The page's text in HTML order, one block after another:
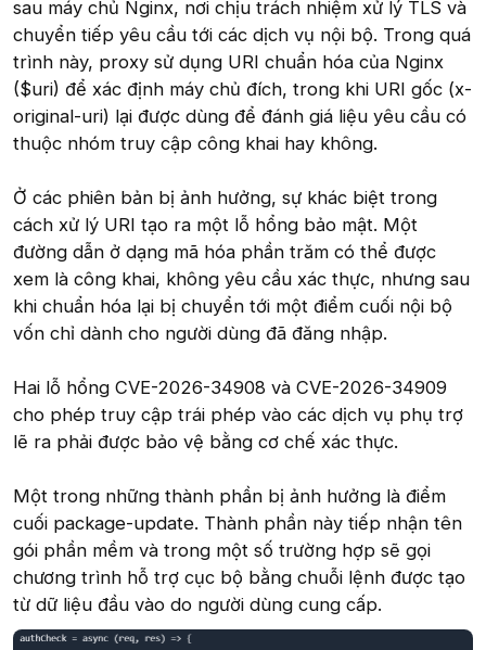
sau máy chủ Nginx, nơi chịu trách nhiệm xử lý TLS và
chuyển tiếp yêu cầu tới các dịch vụ nội bộ. Trong quá
trình này, proxy sử dụng URI chuẩn hóa của Nginx
($uri) để xác định máy chủ đích, trong khi URI gốc (x-
original-uri) lại được dùng để đánh giá liệu yêu cầu có
thuộc nhóm truy cập công khai hay không.
Ở các phiên bản bị ảnh hưởng, sự khác biệt trong
cách xử lý URI tạo ra một lỗ hổng bảo mật. Một
đường dẫn ở dạng mã hóa phần trăm có thể được
xem là công khai, không yêu cầu xác thực, nhưng sau
khi chuẩn hóa lại bị chuyển tới một điểm cuối nội bộ
vốn chỉ dành cho người dùng đã đăng nhập.
Hai lỗ hổng CVE-2026-34908 và CVE-2026-34909
cho phép truy cập trái phép vào các dịch vụ phụ trợ
lẽ ra phải được bảo vệ bằng cơ chế xác thực.
Một trong những thành phần bị ảnh hưởng là điểm
cuối package-update. Thành phần này tiếp nhận tên
gói phần mềm và trong một số trường hợp sẽ gọi
chương trình hỗ trợ cục bộ bằng chuỗi lệnh được tạo
từ dữ liệu đầu vào do người dùng cung cấp.